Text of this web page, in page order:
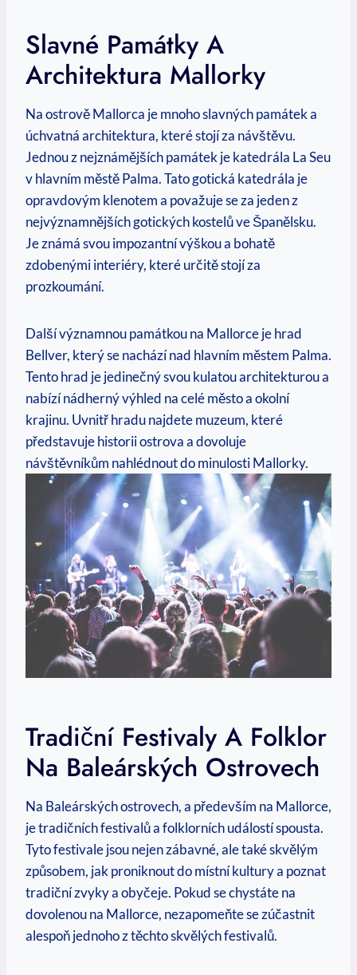
Slavné ⁣památky A
Architektura⁢ Mallorky
Na ostrově Mallorca je mnoho slavných ⁢památek a
úchvatná architektura, které stojí za návštěvu.
Jednou z nejznámějších ​památek ⁢je katedrála La Seu
v⁤ hlavním městě ⁣Palma. Tato gotická ⁣katedrála je
opravdovým klenotem a považuje‍ se za jeden⁢ z
nejvýznamnějších gotických ​kostelů ve Španělsku.
Je známá svou⁤ impozantní​ výškou ‌a bohatě
⁤zdobenými interiéry, které určitě stojí za⁤
prozkoumání.
Další významnou památkou na Mallorce je hrad
Bellver, který se nachází nad hlavním městem Palma.
Tento hrad je jedinečný svou kulatou architekturou a​
nabízí nádherný výhled na ⁢celé ⁤město a ⁢okolní
krajinu.⁤ Uvnitř hradu najdete muzeum, ⁤které
představuje historii ostrova ⁣a dovoluje‍
návštěvníkům nahlédnout ⁤do ⁤minulosti⁢ Mallorky.
Tradiční Festivaly A Folklor
Na ‍Baleárských Ostrovech
Na Baleárských ostrovech,⁢ a⁢ především⁤ na Mallorce,
je tradičních festivalů a folklorních událostí⁣ spousta.⁣
Tyto festivale jsou nejen zábavné, ale také skvělým‍
způsobem, jak proniknout do místní kultury a poznat
⁣tradiční ‌zvyky a obyčeje. Pokud se⁣ chystáte ‍na
dovolenou na⁣ Mallorce, nezapomeňte se ⁤zúčastnit
alespoň jednoho z​ těchto skvělých festivalů.